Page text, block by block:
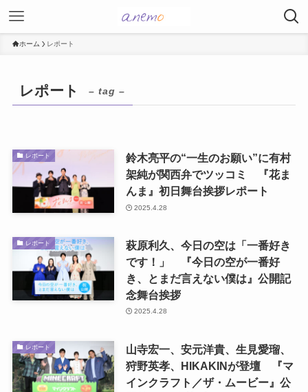
ホーム レポート
レポート – tag –
レポート
鈴木亮平の“一生のお願い”に有村
架純が関西弁でツッコミ 『花ま
んま』初日舞台挨拶レポート
2025.4.28
レポート
萩原利久、今日の空は「一番好き
です！」 『今日の空が一番好
き、とまだ言えない僕は』公開記
念舞台挨拶
2025.4.28
レポート
山寺宏一、安元洋貴、生見愛瑠、
狩野英孝、HIKAKINが登壇 『マ
インクラフト／ザ・ムービー』公